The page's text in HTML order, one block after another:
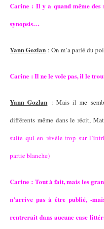
Carine : Il y a quand même des
synopsis…
Yann Gozlan : On m’a parlé du
Carine : Il ne le vole pas, il le
Yann Gozlan : Mais il me
différents même dans le récit,
suite qui en révèle trop sur
partie blanche)
Carine : Tout à fait, mais les
n’arrive pas à être publié, -
rentrerait dans aucune case